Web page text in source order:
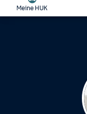
Meine HUK